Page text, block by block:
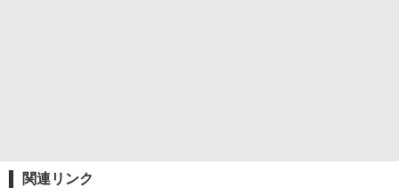
関連リンク